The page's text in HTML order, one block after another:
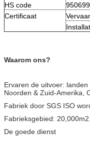
HS code
Certificaat
Waarom ons?
Ervaren de uitvoer:
Noorden & Zuid-Amerika,
Fabriek door SGS ISO
Fabrieksgebied: 20,000m2.
De goede dienst